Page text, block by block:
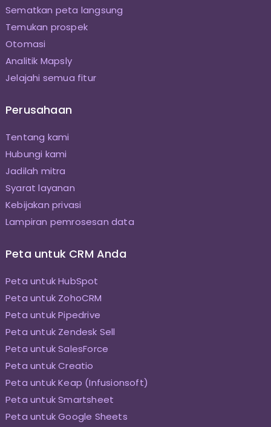
Sematkan peta langsung
Temukan prospek
Otomasi
Analitik Mapsly
Jelajahi semua fitur
Perusahaan
Tentang kami
Hubungi kami
Jadilah mitra
Syarat layanan
Kebijakan privasi
Lampiran pemrosesan data
Peta untuk CRM Anda
Peta untuk HubSpot
Peta untuk ZohoCRM
Peta untuk Pipedrive
Peta untuk Zendesk Sell
Peta untuk SalesForce
Peta untuk Creatio
Peta untuk Keap (Infusionsoft)
Peta untuk Smartsheet
Peta untuk Google Sheets